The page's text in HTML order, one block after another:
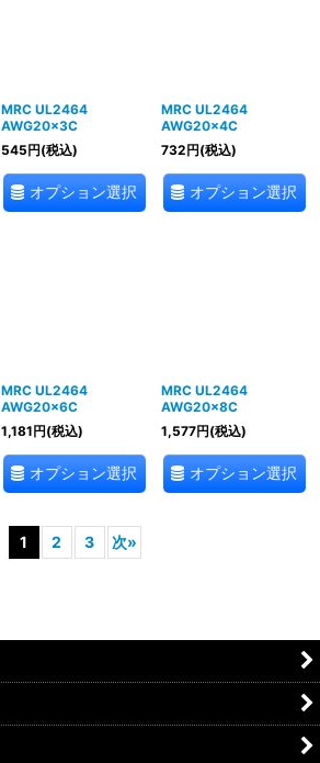
MRC UL2464
AWG20×3C
545円(税込)
オプション選択
MRC UL2464
AWG20×4C
732円(税込)
オプション選択
MRC UL2464
AWG20×6C
1,181円(税込)
オプション選択
MRC UL2464
AWG20×8C
1,577円(税込)
オプション選択
1 2 3 次»